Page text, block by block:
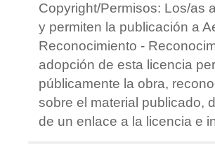
Copyright/Permisos: Los/as
y permiten la publicación a
Reconocimiento -
adopción de esta licencia
públicamente la obra,
sobre el material publicado,
de un enlace a la licencia e